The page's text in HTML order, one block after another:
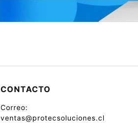
CONTACTO
Correo:
ventas@protecsoluciones.cl